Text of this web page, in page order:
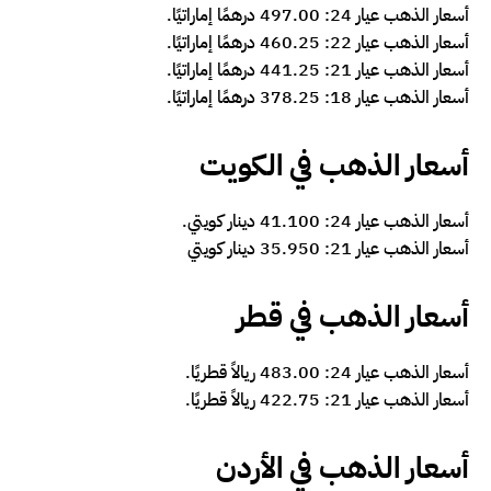
أسعار الذهب عيار 24: 497.00 درهمًا إماراتيًا.
أسعار الذهب عيار 22: 460.25 درهمًا إماراتيًا.
أسعار الذهب عيار 21: 441.25 درهمًا إماراتيًا.
أسعار الذهب عيار 18: 378.25 درهمًا إماراتيًا.
أسعار الذهب في الكويت
أسعار الذهب عيار 24: 41.100 دينار كويتي.
أسعار الذهب عيار 21: 35.950 دينار كويتي
أسعار الذهب في قطر
أسعار الذهب عيار 24: 483.00 ريالاً قطريًا.
أسعار الذهب عيار 21: 422.75 ريالاً قطريًا.
أسعار الذهب في الأردن